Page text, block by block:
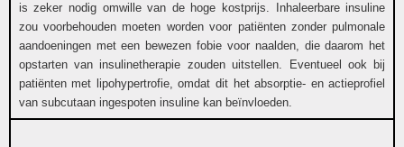
is zeker nodig omwille van de hoge kostprijs. Inhaleerbare insuline
zou voorbehouden moeten worden voor patiënten zonder pulmonale
aandoeningen met een bewezen fobie voor naalden, die daarom het
opstarten van insulinetherapie zouden uitstellen. Eventueel ook bij
patiënten met lipohypertrofie, omdat dit het absorptie- en actieprofiel
van subcutaan ingespoten insuline kan beïnvloeden.